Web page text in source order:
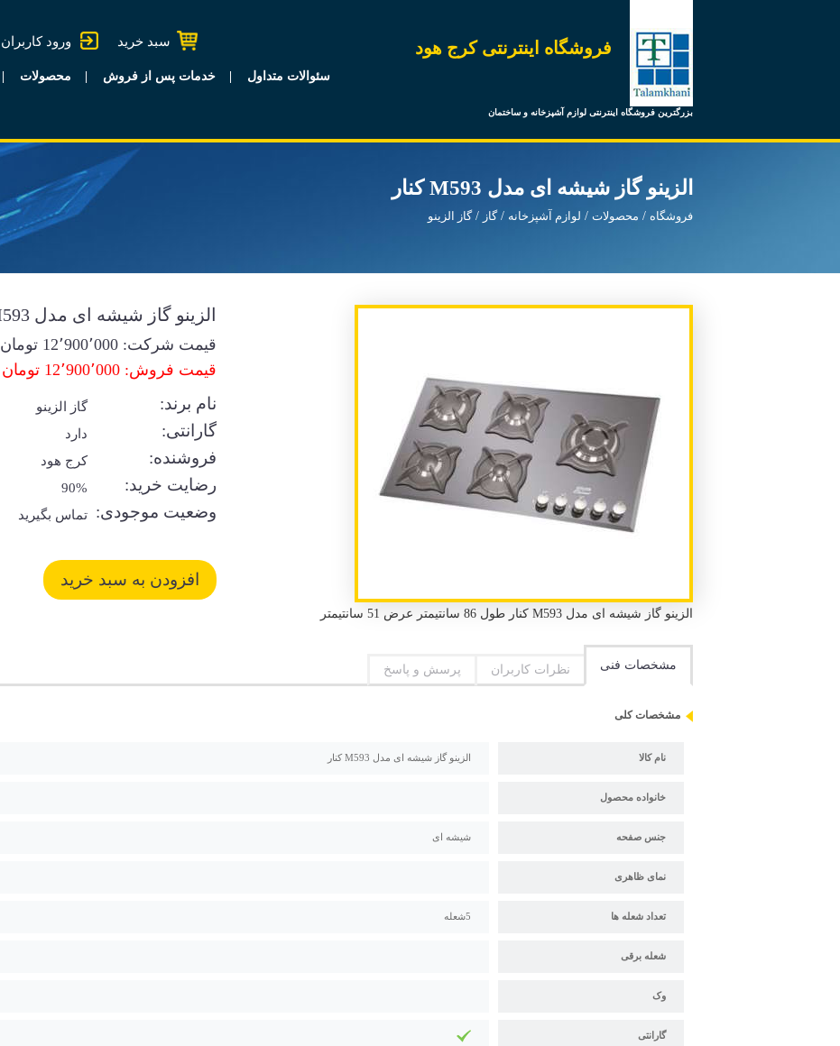
فروشگاه اینترنتی کرج هود
بزرگترین فروشگاه اینترنتی لوازم آشپزخانه و ساختمان
ورود کاربران سبد خرید
محصولات خدمات پس از فروش سئوالات متداول
الزینو گاز شیشه ای مدل M593 کنار
فروشگاه محصولات لوازم آشپزخانه گاز گاز الزینو
الزینو گاز شیشه ای مدل M593 کنار
قیمت شرکت: 12٬900٬000 تومان
قیمت فروش: 12٬900٬000 تومان
نام برند: گاز الزینو
گارانتی: دارد
فروشنده: کرج هود
رضایت خرید: 90%
وضعیت موجودی: تماس بگیرید
الزینو گاز شیشه ای مدل M593 کنار طول 86 سانتیمتر عرض 51 سانتیمتر
مشخصات فنی نظرات کاربران پرسش و پاسخ
مشخصات کلی
نام کالا الزینو گاز شیشه ای مدل M593 کنار
خانواده محصول
جنس صفحه شیشه ای
نمای ظاهری
تعداد شعله ها 5شعله
شعله برقی
وک
گارانتی